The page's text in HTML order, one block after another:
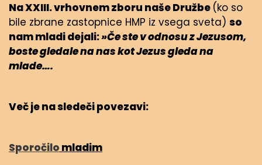
Na XXIII. vrhovnem zboru naše Družbe (ko so
bile zbrane zastopnice HMP iz vsega sveta) so
nam mladi dejali:»Če ste v odnosu z Jezusom,
boste gledale na nas kot Jezus gleda na
mlade….
Več je na sledeči povezavi:
Sporočilo mladim